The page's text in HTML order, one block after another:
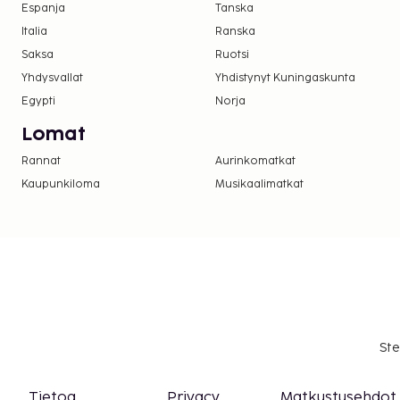
Tässä on mainittu kaikki majoituspaikan meille
Espanja Tanska
Italia
Ranska
Saksa
Ruotsi
Yhdysvallat
Yhdistynyt Kuningaskunta
Egypti
Norja
Lomat
Rannat Aurinkomatkat
Kaupunkiloma
Musikaalimatkat